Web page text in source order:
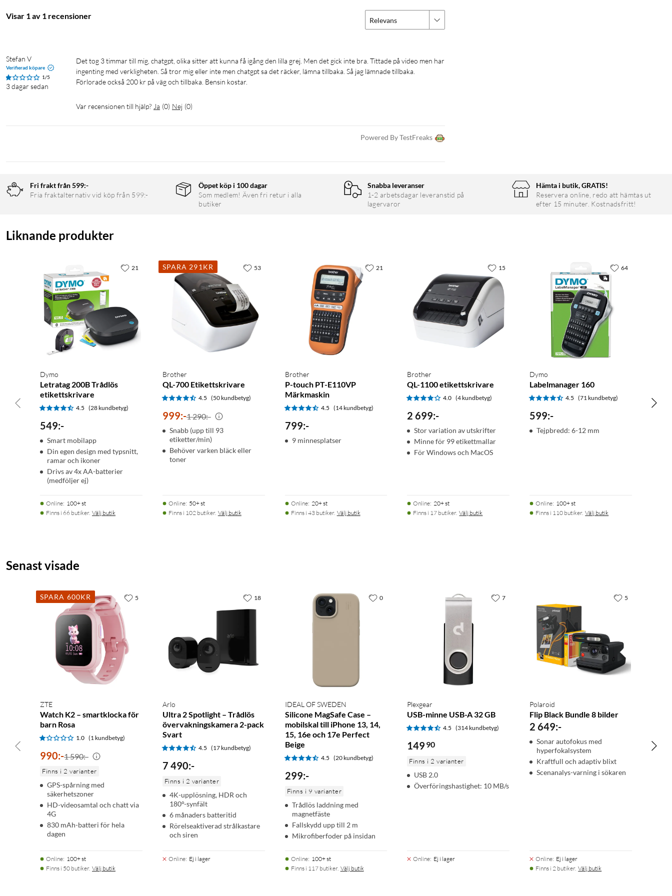
Batterispänning: 3,7 V
Mått: 8,8×7×3,5 cm
Vikt: 0,25 kg
I förpackningen
1 × Etikettskrivare
Visar 1 av 1 recensioner Relevans
Stefan V
Verifierad köpare
1/5
3 dagar sedan
Det tog 3 timmar till mig, chatgpt, olika sitter att kunna få igång den lilla grej. Men det gick inte bra. Tittade på video men har
ingenting med verkligheten. Så tror mig eller inte men chatgpt sa det räcker, lämna tillbaka. Så jag lämnade tillbaka.
Förlorade också 200 kr på väg och tillbaka. Bensin kostar.
Var recensionen till hjälp? Ja (0) Nej (0)
Powered By TestFreaks
Fri frakt från 599:-
Fria fraktalternativ vid köp från 599:-
Öppet köp i 100 dagar
Som medlem! Även fri retur i alla
butiker
Snabba leveranser
1-2 arbetsdagar leveranstid på
lagervaror
Hämta i butik, GRATIS!
Reservera online, redo att hämtas ut
efter 15 minuter. Kostnadsfritt!
Liknande produkter
Dymo
Letratag 200B Trådlös
etikettskrivare
4.5 (28 kundbetyg)
549:-
Smart mobilapp
Din egen design med typsnitt,
ramar och ikoner
Drivs av 4x AA-batterier
(medföljer ej)
Online: 100+ st
Finns i 66 butiker. Välj butik
21 SPARA 291KR
Brother
QL-700 Etikettskrivare
4.5 (50 kundbetyg)
999:-1 290:-
Snabb (upp till 93
etiketter/min)
Behöver varken bläck eller
toner
Online: 50+ st
Finns i 102 butiker. Välj butik
53
Brother
P-touch PT-E110VP
Märkmaskin
4.5 (14 kundbetyg)
799:-
9 minnesplatser
Online: 20+ st
Finns i 43 butiker. Välj butik
21
Brother
QL-1100 etikettskrivare
4.0 (4 kundbetyg)
2 699:-
Stor variation av utskrifter
Minne för 99 etikettmallar
För Windows och MacOS
Online: 20+ st
Finns i 17 butiker. Välj butik
15
Dymo
Labelmanager 160
4.5 (71 kundbetyg)
599:-
Tejpbredd: 6-12 mm
Online: 100+ st
Finns i 110 butiker. Välj butik
64
Senast visade
SPARA 600KR
ZTE
Watch K2 – smartklocka för
barn Rosa
1.0 (1 kundbetyg)
990:-1 590:-
Finns i 2 varianter
GPS-spårning med
säkerhetszoner
HD-videosamtal och chatt via
4G
830 mAh-batteri för hela
dagen
Online: 100+ st
Finns i 50 butiker. Välj butik
5
Arlo
Ultra 2 Spotlight – Trådlös
övervakningskamera 2-pack
Svart
4.5 (17 kundbetyg)
7 490:-
Finns i 2 varianter
4K-upplösning, HDR och
180°-synfält
6 månaders batteritid
Rörelseaktiverad strålkastare
och siren
Online: Ej i lager
18
IDEAL OF SWEDEN
Silicone MagSafe Case –
mobilskal till iPhone 13, 14,
15, 16e och 17e Perfect
Beige
4.5 (20 kundbetyg)
299:-
Finns i 9 varianter
Trådlös laddning med
magnetfäste
Fallskydd upp till 2 m
Mikrofiberfoder på insidan
Online: 100+ st
Finns i 117 butiker. Välj butik
0
Plexgear
USB-minne USB-A 32 GB
4.5 (314 kundbetyg)
149 90
Finns i 2 varianter
USB 2.0
Överföringshastighet: 10 MB/s
Online: Ej i lager
7
Polaroid
Flip Black Bundle 8 bilder
2 649:-
Sonar autofokus med
hyperfokalsystem
Kraftfull och adaptiv blixt
Scenanalys-varning i sökaren
Online: Ej i lager
Finns i 2 butiker. Välj butik
5